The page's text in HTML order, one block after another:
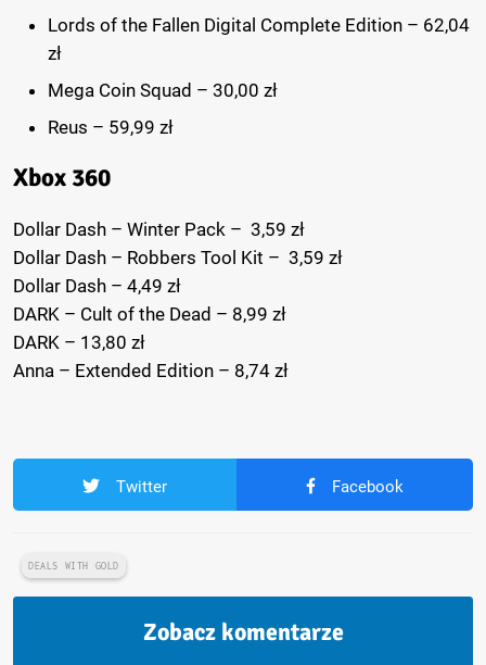
Lords of the Fallen Digital Complete Edition – 62,04
zł
Mega Coin Squad – 30,00 zł
Reus – 59,99 zł
Xbox 360
Dollar Dash – Winter Pack – 3,59 zł
Dollar Dash – Robbers Tool Kit – 3,59 zł
Dollar Dash – 4,49 zł
DARK – Cult of the Dead – 8,99 zł
DARK – 13,80 zł
Anna – Extended Edition – 8,74 zł
Twitter Facebook
DEALS WITH GOLD
Zobacz komentarze